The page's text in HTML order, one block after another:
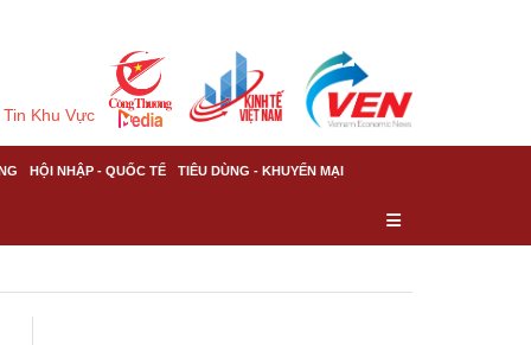
Tin Khu Vực
HỘI NHẬP - QUỐC TẾ TIÊU DÙNG - KHUYẾN MẠI